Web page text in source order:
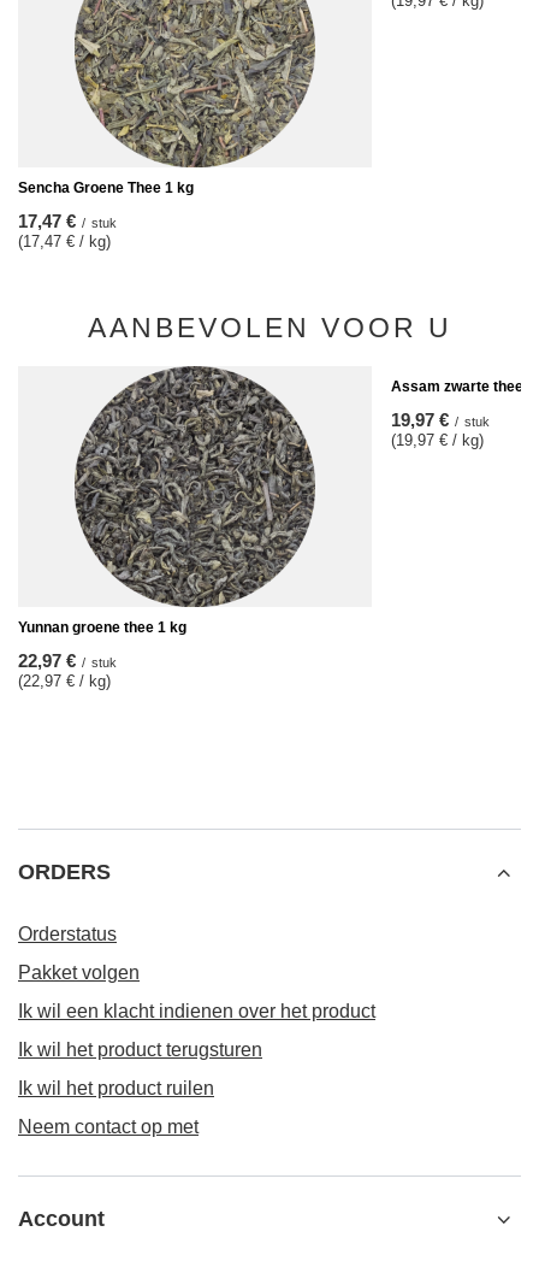
Sencha Groene Thee 1 kg
17,47 € / stuk
(17,47 € / kg)
AANBEVOLEN VOOR U
Yunnan groene thee 1 kg
22,97 € / stuk
(22,97 € / kg)
Assam zwarte thee 1
19,97 € / stuk
(19,97 € / kg)
ORDERS
Orderstatus
Pakket volgen
Ik wil een klacht indienen over het product
Ik wil het product terugsturen
Ik wil het product ruilen
Neem contact op met
Account